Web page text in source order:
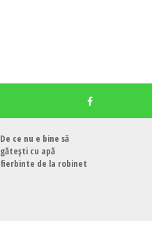
De ce nu e bine să
gătești cu apă
fierbinte de la robinet